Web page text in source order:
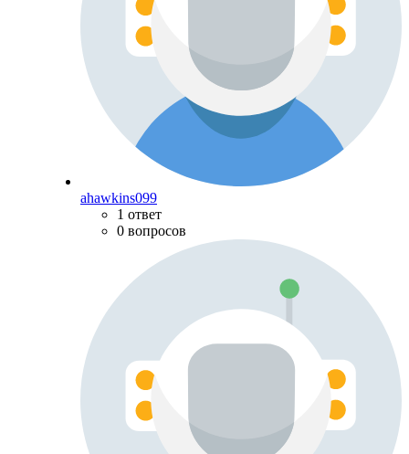
ahawkins099
1 ответ
0 вопросов